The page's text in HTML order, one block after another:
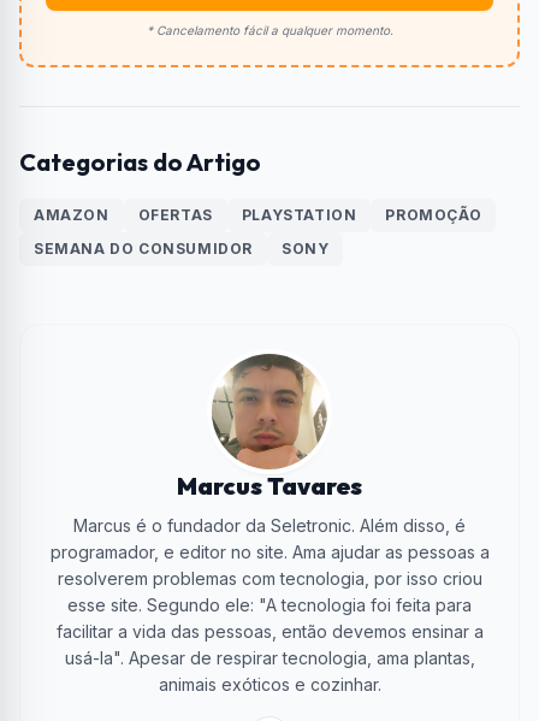
* Cancelamento fácil a qualquer momento.
Categorias do Artigo
AMAZON OFERTAS PLAYSTATION
PROMOÇÃO
SEMANA DO CONSUMIDOR
SONY
Marcus Tavares
Marcus é o fundador da Seletronic. Além disso, é
programador, e editor no site. Ama ajudar as pessoas a
resolverem problemas com tecnologia, por isso criou
esse site. Segundo ele: "A tecnologia foi feita para
facilitar a vida das pessoas, então devemos ensinar a
usá-la". Apesar de respirar tecnologia, ama plantas,
animais exóticos e cozinhar.